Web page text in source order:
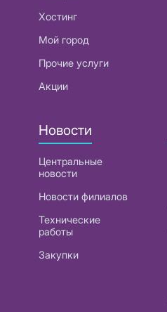
Хостинг
Мой город
Прочие услуги
Акции
Новости
Центральные
новости
Новости филиалов
Технические
работы
Закупки